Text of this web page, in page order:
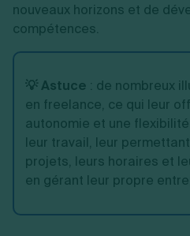
nouveaux horizons et de
compétences.
💡 Astuce : de nombreux
en freelance, ce qui leur
autonomie et une
leur travail, leur
projets, leurs horaires et
en gérant leur propre